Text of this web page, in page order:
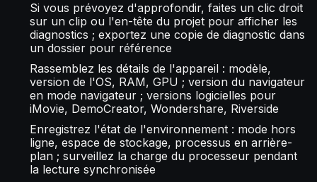
Si vous prévoyez d'approfondir, faites un clic droit
sur un clip ou l'en-tête du projet pour afficher les
diagnostics ; exportez une copie de diagnostic dans
un dossier pour référence
Rassemblez les détails de l'appareil : modèle,
version de l'OS, RAM, GPU ; version du navigateur
en mode navigateur ; versions logicielles pour
iMovie, DemoCreator, Wondershare, Riverside
Enregistrez l'état de l'environnement : mode hors
ligne, espace de stockage, processus en arrière-
plan ; surveillez la charge du processeur pendant
la lecture synchronisée